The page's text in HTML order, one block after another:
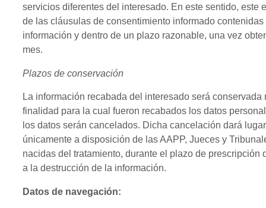
servicios diferentes del interesado. En este sentido, este
de las cláusulas de consentimiento informado
información y dentro de un plazo razonable, una vez
mes.
Plazos de conservación
La información recabada del interesado será
finalidad para la cual fueron recabados los datos
los datos serán cancelados. Dicha cancelación dará
únicamente a disposición de las AAPP, Jueces y
nacidas del tratamiento, durante el plazo de
a la destrucción de la información.
Datos de navegación: